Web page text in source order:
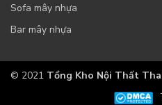
Sofa mây nhựa
Bar mây nhựa
© 2021 Tổng Kho Nội Thất